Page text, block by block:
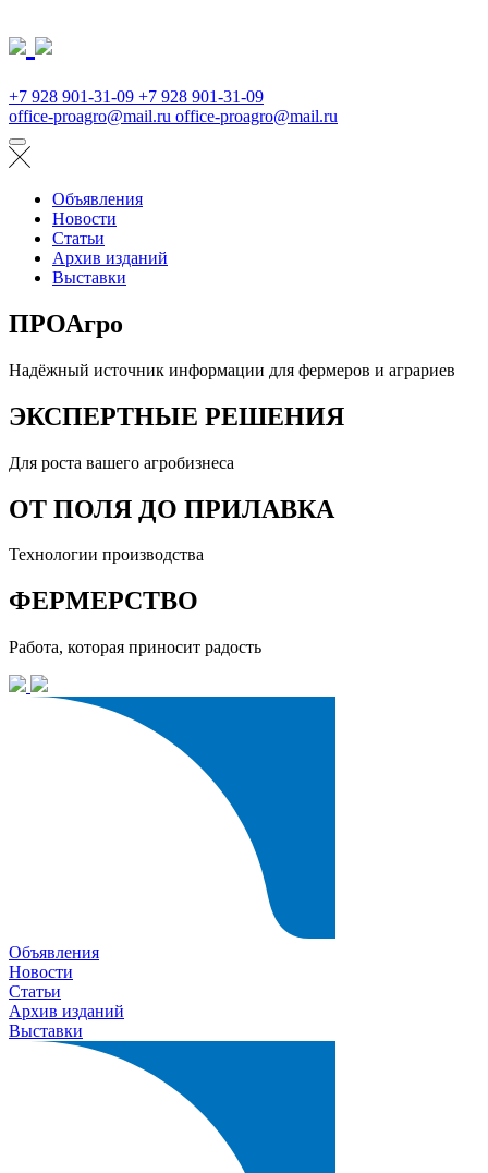
+7 928 901-31-09 +7 928 901-31-09
office-proagro@mail.ru office-proagro@mail.ru
Объявления
Новости
Статьи
Архив изданий
Выставки
ПРОАгро
Надёжный источник информации для фермеров и аграриев
ЭКСПЕРТНЫЕ РЕШЕНИЯ
Для роста вашего агробизнеса
ОТ ПОЛЯ ДО ПРИЛАВКА
Технологии производства
ФЕРМЕРСТВО
Работа, которая приносит радость
Объявления
Новости
Статьи
Архив изданий
Выставки